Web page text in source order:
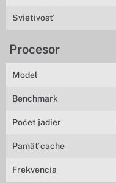
Svietivosť
Procesor
Model
Benchmark
Počet jadier
Pamäť cache
Frekvencia